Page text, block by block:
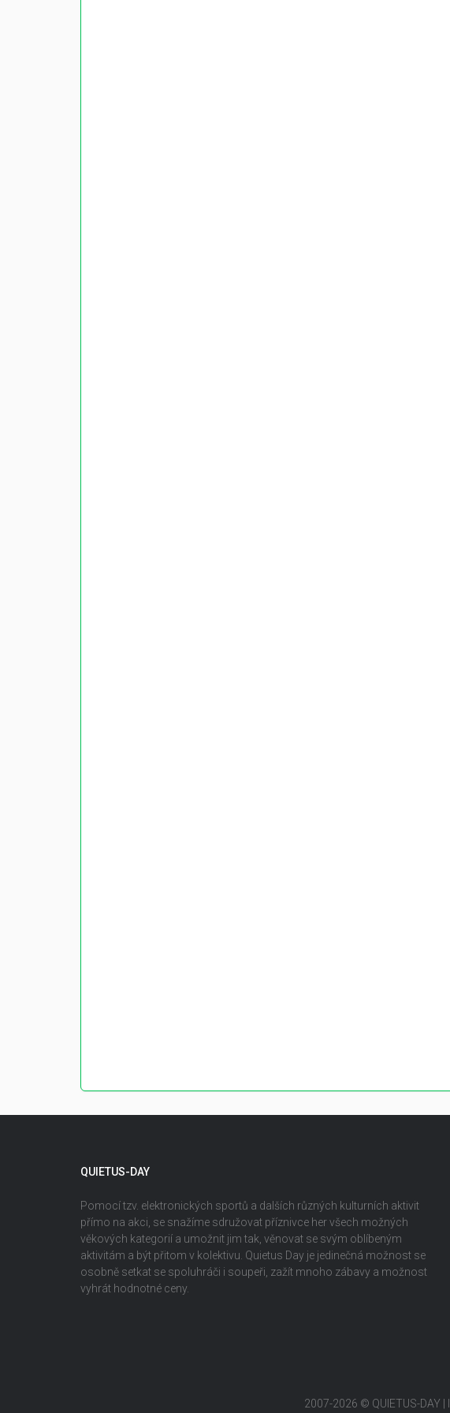
QUIETUS-DAY
Pomocí tzv. elektronických sportů a dalších různých kulturních aktivit
přímo na akci, se snažíme sdružovat příznivce her všech možných
věkových kategorií a umožnit jim tak, věnovat se svým oblíbeným
aktivitám a být přitom v kolektivu. Quietus Day je jedinečná možnost se
osobně setkat se spoluhráči i soupeři, zažít mnoho zábavy a možnost
vyhrát hodnotné ceny.
2007-2026 © QUIETUS-DAY |